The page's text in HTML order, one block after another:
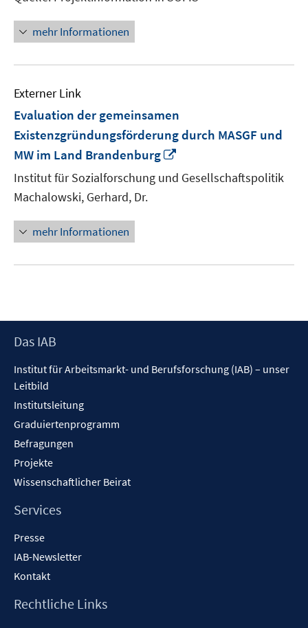
mehr Informationen
Externer Link
Evaluation der gemeinsamen
Existenzgründungsförderung durch MASGF und
MW im Land Brandenburg
neuem
Fenster
Institut für Sozialforschung und Gesellschaftspolitik
Machalowski, Gerhard, Dr.
mehr Informationen
Footer
Das IAB
Institut für Arbeitsmarkt- und Berufsforschung (IAB) – unser
Leitbild
Institutsleitung
Graduiertenprogramm
Befragungen
Projekte
Wissenschaftlicher Beirat
Services
Presse
IAB-Newsletter
Kontakt
Rechtliche Links